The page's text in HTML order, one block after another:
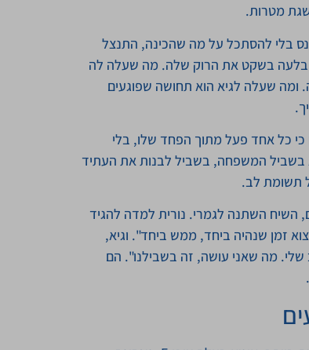
בלי להסתכל על מה שהכינה, התנצל
בלעה בשקט את הרוק שלה. מה שעלה לה
ומה שעלה לגיא הוא תחושה שפוגעים
כל אחד פעל מתוך הפחד שלו, בלי
בשביל המשפחה, בשביל לבנות את העתיד
תשומת לב.
השיח השתנה לגמרי. נורית למדה להגיד
זמן שנהיה ביחד, ממש ביחד". וגיא,
מה שאני עושה, זה בשבילנו". הם